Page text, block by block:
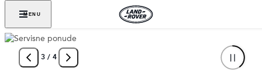
MENU
3/ 4